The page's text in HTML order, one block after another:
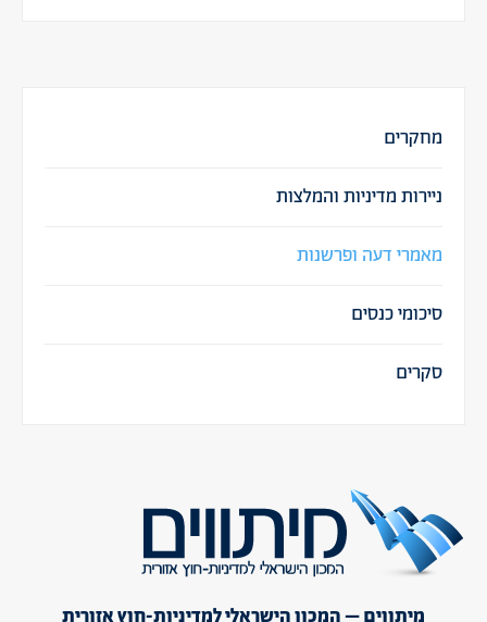
מחקרים
ניירות מדיניות והמלצות
מאמרי דעה ופרשנות
סיכומי כנסים
סקרים
מיתווים – המכון הישראלי למדיניות-חוץ אזורית